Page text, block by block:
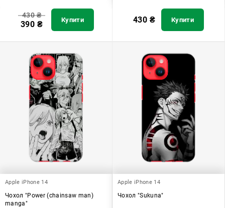
430₴
390 ₴ Купити 430 ₴ Купити
Apple iPhone 14
Чохол "Power (chainsaw man)
manga"
Apple iPhone 14
Чохол "Sukuna"